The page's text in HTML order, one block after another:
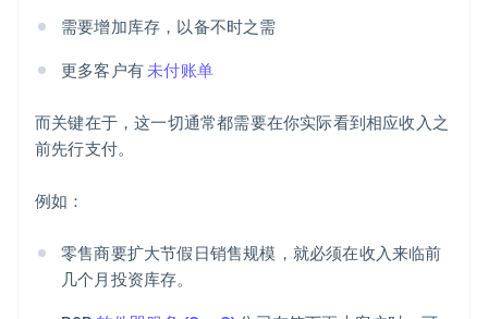
需要增加库存，以备不时之需
更多客户有未付账单
而关键在于，这一切通常都需要在你实际看到相应收入之
前先行支付。
例如：
零售商要扩大节假日销售规模，就必须在收入来临前
几个月投资库存。